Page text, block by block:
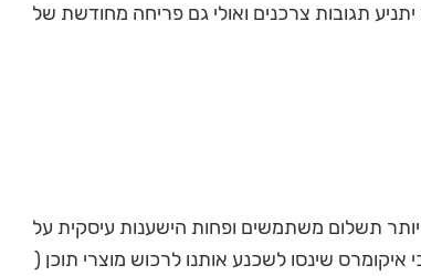
יתניע תגובות צרכנים ואולי גם פריחה מחודשת של
יותר תשלום משתמשים ופחות הישענות עיסקית על
שינסו לשכנע אותנו לרכוש מוצרי תוכן (